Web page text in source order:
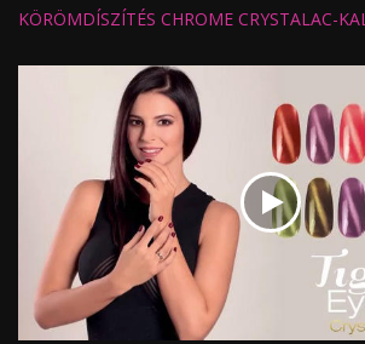
Hossz:
Feltöltve:
KÖRÖMDÍSZÍTÉS CHROME CRYSTALAC-KAL